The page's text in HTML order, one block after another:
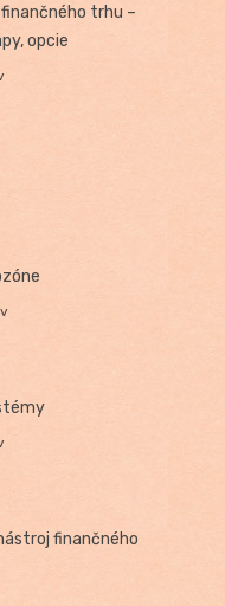
trhu –
opcie
finančného